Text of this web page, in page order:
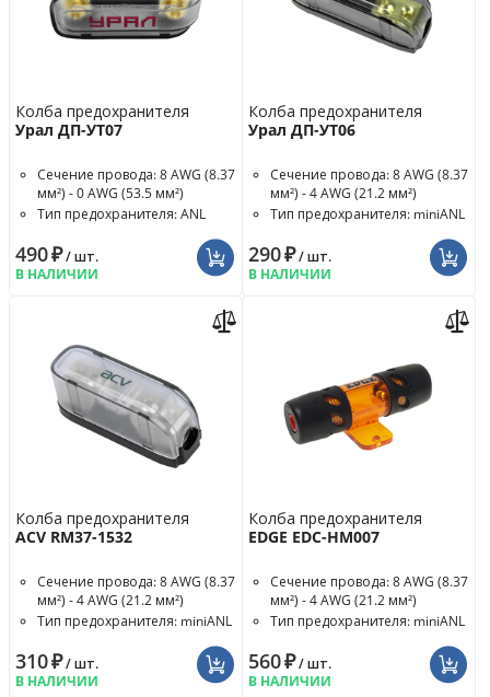
Колба предохранителя
Урал ДП-УТ07
Сечение провода: 8 AWG (8.37
мм²) - 0 AWG (53.5 мм²)
Тип предохранителя: ANL
490₽/ шт.
В НАЛИЧИИ
Колба предохранителя
Урал ДП-УТ06
Сечение провода: 8 AWG (8.37
мм²) - 4 AWG (21.2 мм²)
Тип предохранителя: miniANL
290₽/ шт.
В НАЛИЧИИ
Колба предохранителя
ACV RM37-1532
Сечение провода: 8 AWG (8.37
мм²) - 4 AWG (21.2 мм²)
Тип предохранителя: miniANL
Номинал предохранителя: 80
A
310₽/ шт.
В НАЛИЧИИ
Колба предохранителя
EDGE EDC-HM007
Сечение провода: 8 AWG (8.37
мм²) - 4 AWG (21.2 мм²)
Тип предохранителя: miniANL
560₽/ шт.
В НАЛИЧИИ